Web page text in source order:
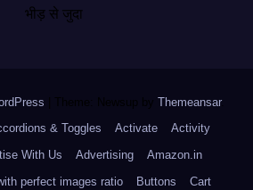
भीड़ से जुदा
Theme: Newsup by Themeansar.
& Toggles Activate
Activity
With Us Advertising
Amazon.in
perfect images ratio Buttons
Cart